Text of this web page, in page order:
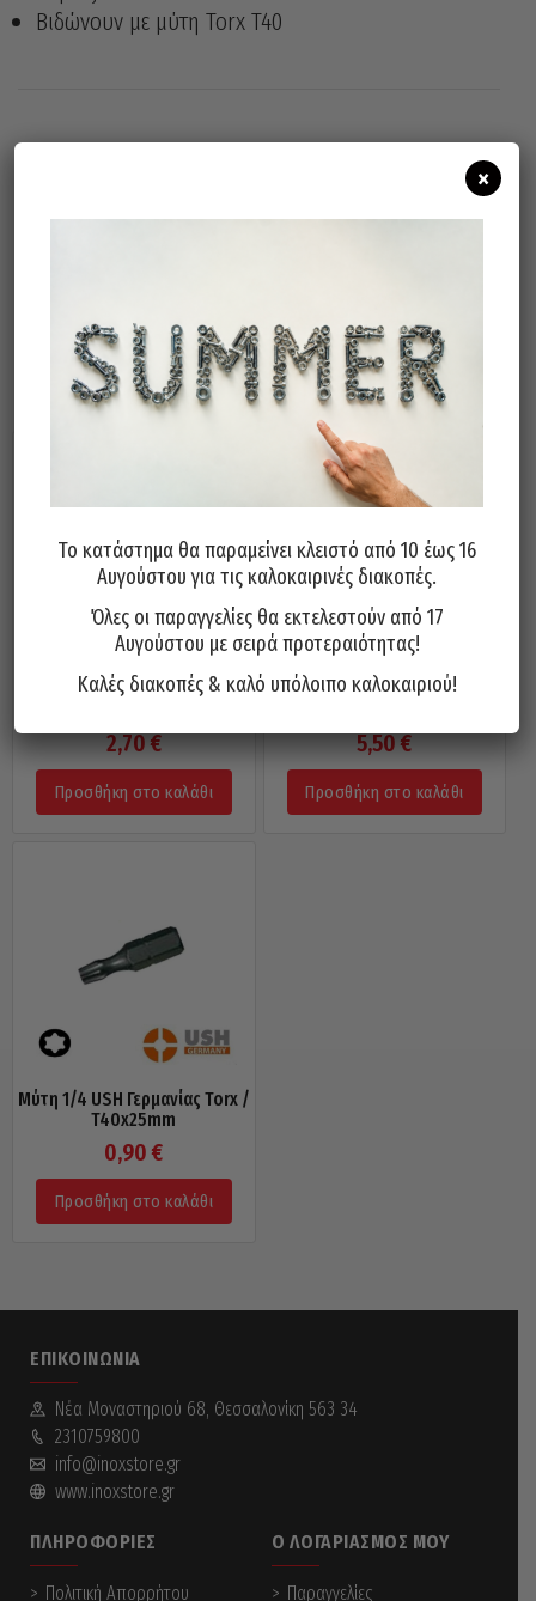
Βιδώνουν με μύτη Torx T40
Μπορεί επίσης να σας αρέσει…
Μύτη 1/4 USH Γερμανίας Torx /
2,70€
Προσθήκη στο καλάθι
Καρυδάκι Allen Torx Αέρος 1/2
5,50€
Προσθήκη στο καλάθι
Μύτη 1/4 USH Γερμανίας Torx /
T40x25mm
0,90€
Προσθήκη στο καλάθι
ΕΠΙΚΟΙΝΩΝΊΑ
Νέα Mοναστηριού 68, Θεσσαλονίκη 563 34
2310759800
info@inoxstore.gr
www.inoxstore.gr
ΠΛΗΡΟΦΟΡΊΕΣ
Πολιτική Απορρήτου
Ο ΛΟΓΑΡΙΑΣΜΌΣ ΜΟΥ
Παραγγελίες
Το κατάστημα θα παραμείνει κλειστό από 10 έως 16
Αυγούστου για τις καλοκαιρινές διακοπές.
Όλες οι παραγγελίες θα εκτελεστούν από 17
Αυγούστου με σειρά προτεραιότητας!
Καλές διακοπές & καλό υπόλοιπο καλοκαιριού!
×